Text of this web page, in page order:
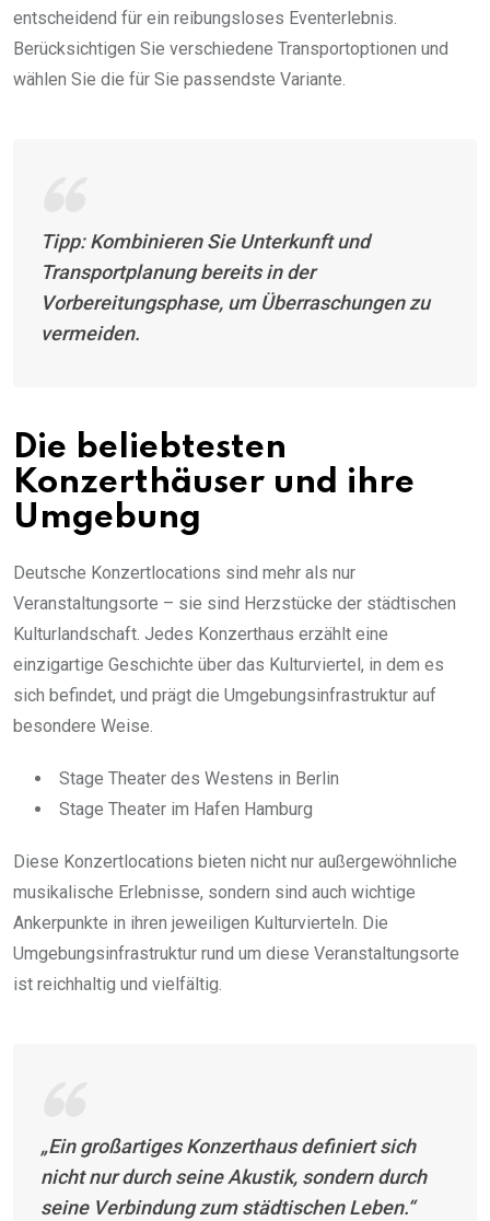
entscheidend für ein reibungsloses Eventerlebnis.
Berücksichtigen Sie verschiedene Transportoptionen und
wählen Sie die für Sie passendste Variante.
Tipp: Kombinieren Sie Unterkunft und
Transportplanung bereits in der
Vorbereitungsphase, um Überraschungen zu
vermeiden.
Die beliebtesten
Konzerthäuser und ihre
Umgebung
Deutsche Konzertlocations sind mehr als nur
Veranstaltungsorte – sie sind Herzstücke der städtischen
Kulturlandschaft. Jedes Konzerthaus erzählt eine
einzigartige Geschichte über das Kulturviertel, in dem es
sich befindet, und prägt die Umgebungsinfrastruktur auf
besondere Weise.
Stage Theater des Westens in Berlin
Stage Theater im Hafen Hamburg
Diese Konzertlocations bieten nicht nur außergewöhnliche
musikalische Erlebnisse, sondern sind auch wichtige
Ankerpunkte in ihren jeweiligen Kulturvierteln. Die
Umgebungsinfrastruktur rund um diese Veranstaltungsorte
ist reichhaltig und vielfältig.
„Ein großartiges Konzerthaus definiert sich
nicht nur durch seine Akustik, sondern durch
seine Verbindung zum städtischen Leben.“